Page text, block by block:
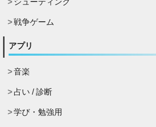
戦争ゲーム
アプリ
音楽
占い / 診断
学び・勉強用